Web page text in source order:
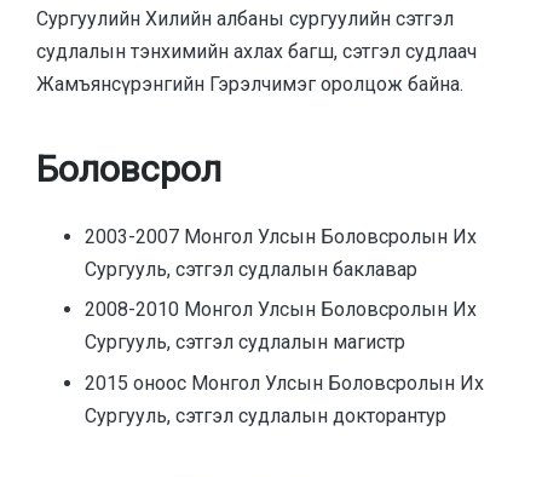
Сургуулийн Хилийн албаны сургуулийн сэтгэл
судлалын тэнхимийн ахлах багш, сэтгэл судлаач
Жамъянсүрэнгийн Гэрэлчимэг оролцож байна.
Боловсрол
2003-2007 Монгол Улсын Боловсролын Их
Сургууль, сэтгэл судлалын баклавар
2008-2010 Монгол Улсын Боловсролын Их
Сургууль, сэтгэл судлалын магистр
2015 оноос Монгол Улсын Боловсролын Их
Сургууль, сэтгэл судлалын докторантур